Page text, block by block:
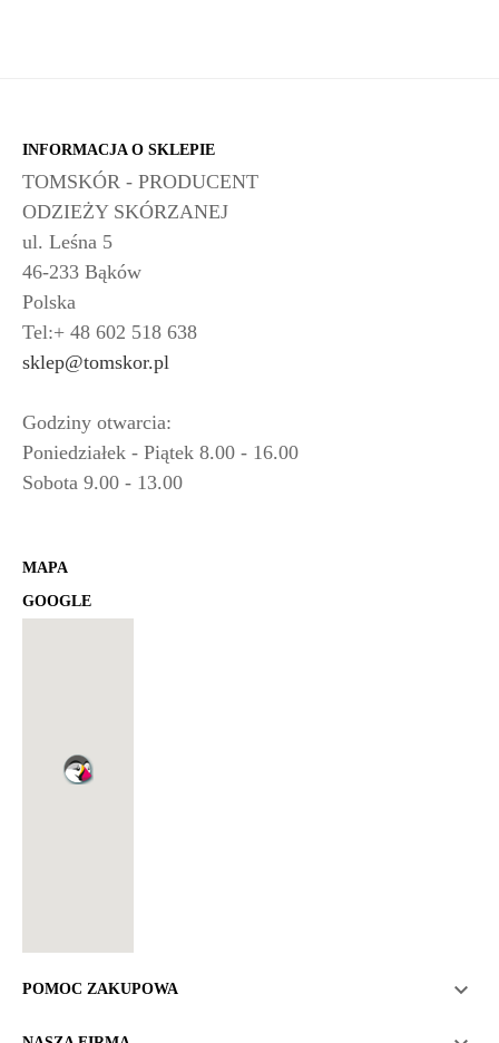
INFORMACJA O SKLEPIE
TOMSKÓR - PRODUCENT
ODZIEŻY SKÓRZANEJ
ul. Leśna 5
46-233 Bąków
Polska
Tel:+ 48 602 518 638
sklep@tomskor.pl
Godziny otwarcia:
Poniedziałek - Piątek 8.00 - 16.00
Sobota 9.00 - 13.00
MAPA
GOOGLE
POMOC ZAKUPOWA 